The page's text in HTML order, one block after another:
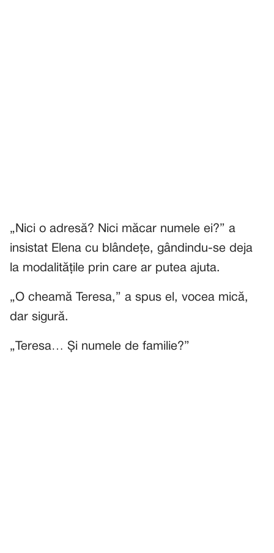
„Nici o adresă? Nici măcar numele ei?” a
insistat Elena cu blândețe, gândindu-se deja
la modalitățile prin care ar putea ajuta.
„O cheamă Teresa,” a spus el, vocea mică,
dar sigură.
„Teresa… Și numele de familie?”